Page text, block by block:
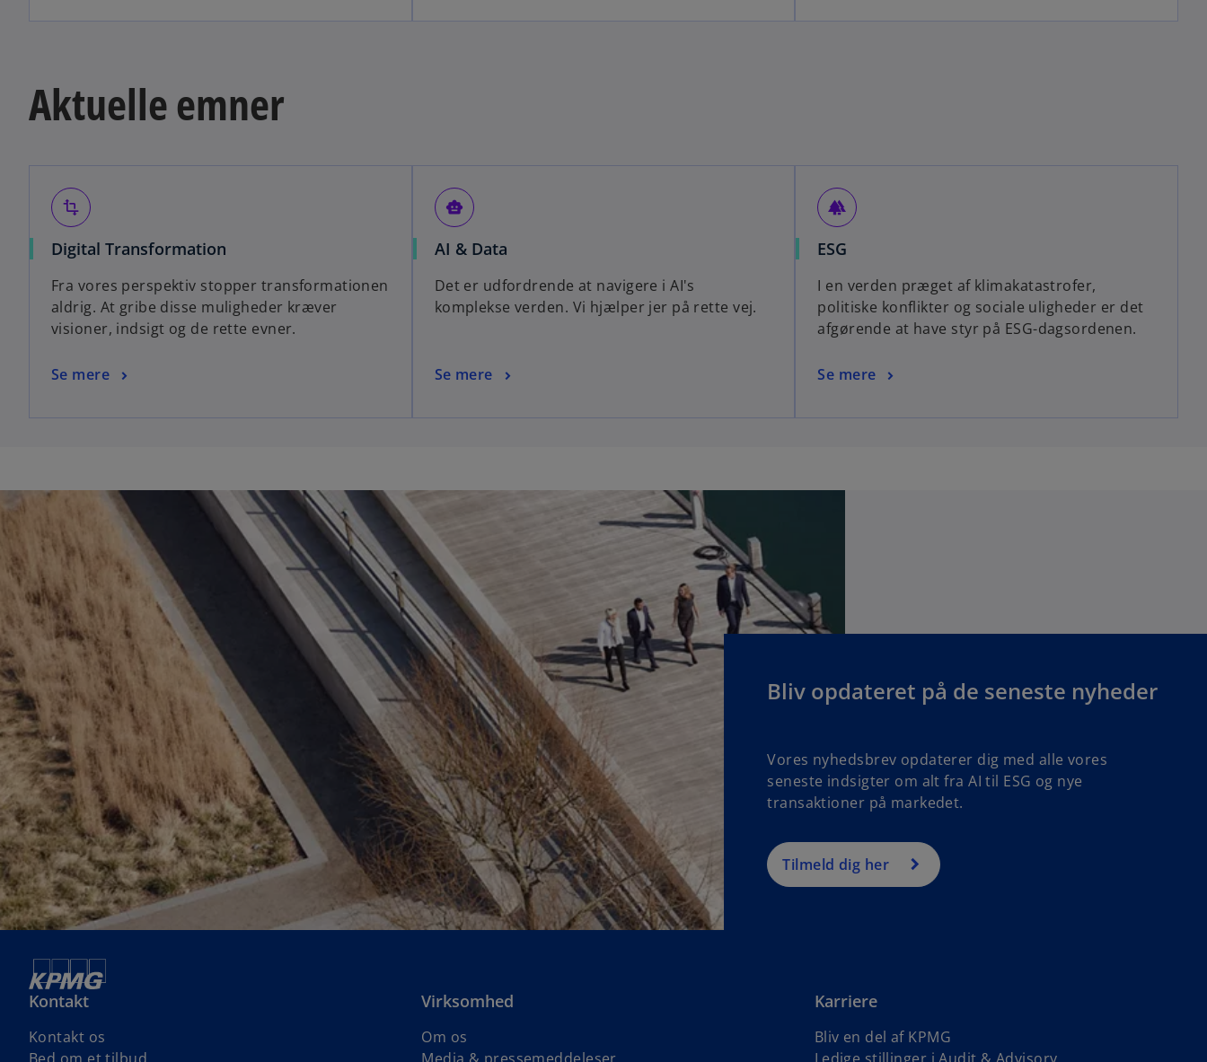
Aktuelle emner
transform
Digital Transformation
Fra vores perspektiv stopper transformationen
aldrig. At gribe disse muligheder kræver
visioner, indsigt og de rette evner.
Se mere
smart_toy
AI & Data
Det er udfordrende at navigere i AI's
komplekse verden. Vi hjælper jer på rette vej.
Se mere
forest
ESG
I en verden præget af klimakatastrofer,
politiske konflikter og sociale uligheder er det
afgørende at have styr på ESG-dagsordenen.
Se mere
Bliv opdateret på de seneste nyheder
Vores nyhedsbrev opdaterer dig med alle vores
seneste indsigter om alt fra AI til ESG og nye
transaktioner på markedet.
Tilmeld dig her
Kontakt
Kontakt os
Virksomhed
Om os
Karriere
Bliv en del af KPMG
o